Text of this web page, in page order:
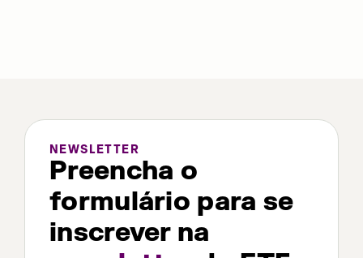
NEWSLETTER
Preencha o
formulário para se
inscrever na